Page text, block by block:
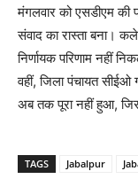
मंगलवार को एसडीएम की
संवाद का रास्ता बना।
निर्णायक परिणाम नहीं
वहीं, जिला पंचायत सीईओ
अब तक पूरा नहीं हुआ,
TAGS Jabalpur